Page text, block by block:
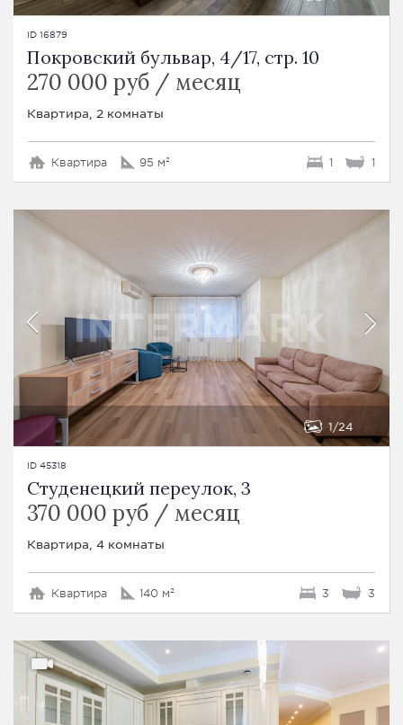
ID 16879
Покровский бульвар, 4/17, стр. 10
270 000 руб / месяц
Квартира, 2 комнаты
Квартира 95 м² 1 1
1 24
ID 45318
Студенецкий переулок, 3
370 000 руб / месяц
Квартира, 4 комнаты
Квартира 140 м² 3 3